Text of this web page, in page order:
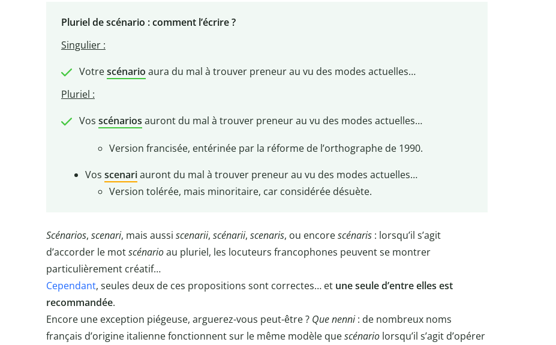
Pluriel de scénario : comment l’écrire ?
Singulier :
Votrescénario aura du mal à trouver preneur au vu des modes actuelles…
Pluriel :
Vos scénarios auront du mal à trouver preneur au vu des modes actuelles…
Version francisée, entérinée par la réforme de l’orthographe de 1990.
Vos scenariauront du mal à trouver preneur au vu des modes actuelles…
Version tolérée, mais minoritaire, car considérée désuète.
Scénarios, scenari, mais aussi scenarii, scénarii, scenaris, ou encorescénaris : lorsqu’il s’agit
d’accorder le motscénarioau pluriel, les locuteurs francophones peuvent se montrer
particulièrement créatif…
Cependant, seules deux de ces propositions sont correctes… et une seule d’entre elles est
recommandée.
Encore une exception piégeuse, arguerez-vous peut-être ? Que nenni : de nombreux noms
français d’origine italienne fonctionnent sur le même modèle quescénario lorsqu’il s’agit d’opérer